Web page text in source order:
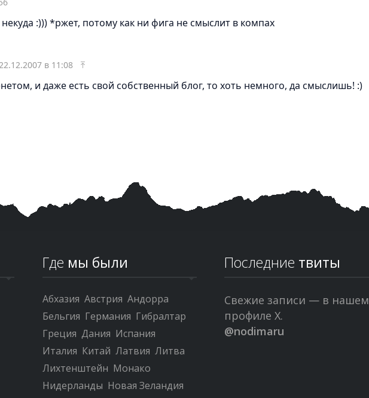
Где мы были
Абхазия Австрия Андорра
Бельгия Германия Гибралтар
Греция Дания Испания
Италия Китай Латвия Литва
Лихтенштейн Монако
Нидерланды Новая Зеландия
Последние твиты
Свежие записи — в нашем
профиле X.
@nodimaru